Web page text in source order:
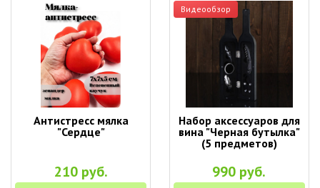
Антистресс мялка
"Сердце"
210 руб.
Видеообзор
Набор аксессуаров для
вина "Черная бутылка"
(5 предметов)
990 руб.